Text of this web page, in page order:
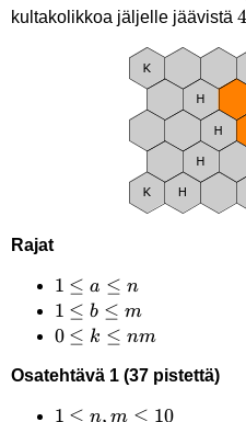
kultakolikkoa jäljelle jäävistä 4
4
Rajat
1
\leq
a
n
1 ≤ a ≤ n
1
\leq
\leq
m
1 ≤ b ≤ m
0
k
\leq
0 ≤ k ≤ nm
Osatehtävä 1 (37 pistettä)
1
1 ≤ n, m ≤ 10